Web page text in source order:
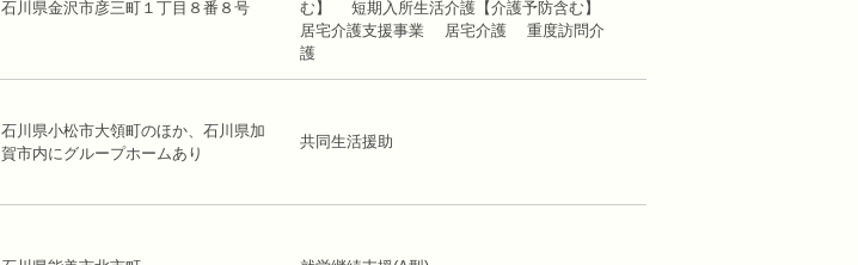
石川県金沢市彦三町１丁目８番８号
む】 短期入所生活介護【介護予防含む】
居宅介護支援事業 居宅介護 重度訪問介
護
石川県小松市大領町のほか、石川県加
賀市内にグループホームあり
共同生活援助